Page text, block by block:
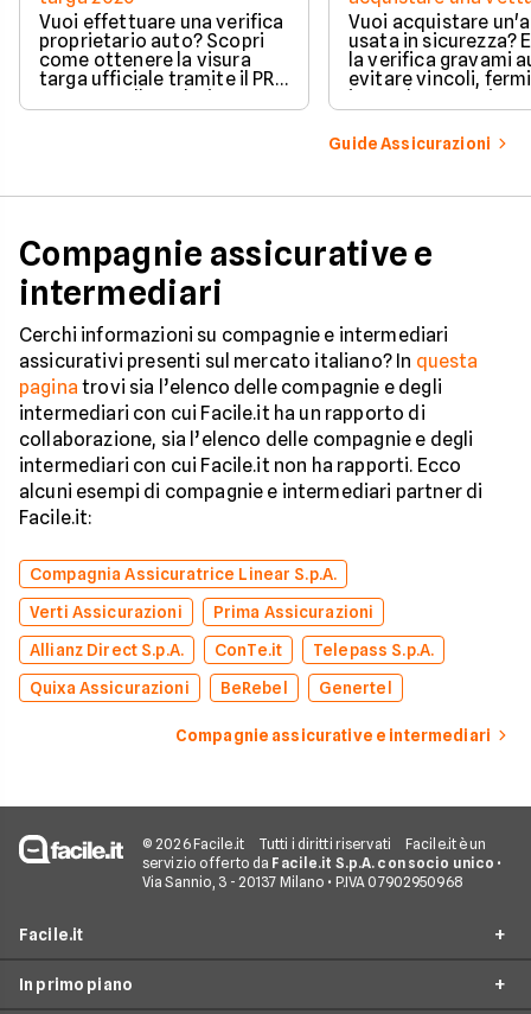
Vuoi effettuare una verifica
proprietario auto? Scopri
come ottenere la visura
targa ufficiale tramite il PRA
per controllare dati e
vincoli in totale sicurezza.
Vuoi acquistare
usata in sicurezza?
la verifica gravami
evitare vincoli,
ipoteche. Scopri
tutelare il tuo
Guide Assicurazioni
Compagnie assicurative e
intermediari
Cerchi informazioni su compagnie e intermediari
assicurativi presenti sul mercato italiano? In questa
pagina trovi sia l’elenco delle compagnie e degli
intermediari con cui Facile.it ha un rapporto di
collaborazione, sia l’elenco delle compagnie e degli
intermediari con cui Facile.it non ha rapporti. Ecco
alcuni esempi di compagnie e intermediari partner di
Facile.it:
Compagnia Assicuratrice Linear S.p.A.
Verti Assicurazioni
Prima Assicurazioni
Allianz Direct S.p.A.
ConTe.it
Telepass S.p.A.
Quixa Assicurazioni
BeRebel Genertel
Compagnie assicurative e intermediari
© 2026 Facile.it Tutti i diritti riservati
Facile.it è un
servizio offerto da Facile.it S.p.A. con socio unico •
Via Sannio, 3 - 20137 Milano • P.IVA 07902950968
Facile.it
Assicurazioni
In primo piano